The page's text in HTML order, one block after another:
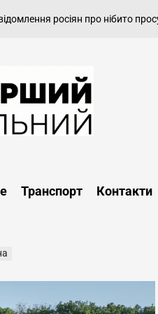
росіян про нібито
Транспорт Контакти